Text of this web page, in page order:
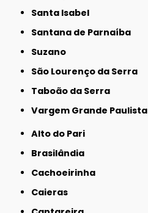
Santa Isabel
Santana de Parnaíba
Suzano
São Lourenço da Serra
Taboão da Serra
Vargem Grande Paulista
Alto do Pari
Brasilândia
Cachoeirinha
Caieras